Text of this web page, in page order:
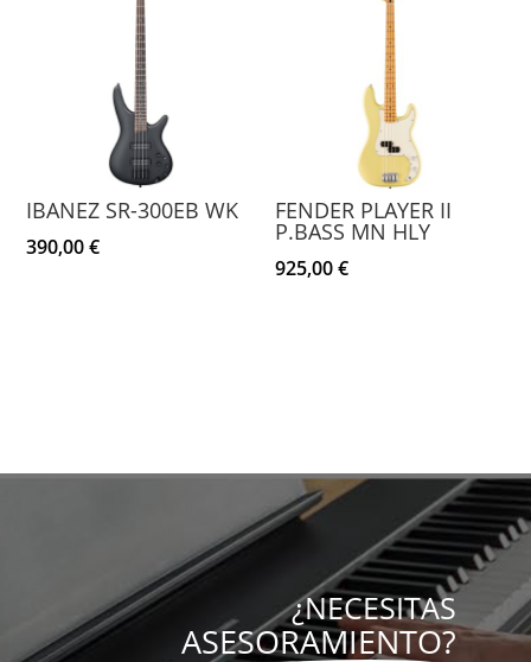
IBANEZ SR-300EB WK
390,00€
FENDER PLAYER II
P.BASS MN HLY
925,00€
¿NECESITAS
ASESORAMIENTO?